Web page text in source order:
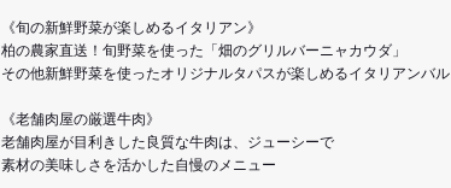
《旬の新鮮野菜が楽しめるイタリアン》
柏の農家直送！旬野菜を使った「畑のグリルバーニャカウダ」
その他新鮮野菜を使ったオリジナルタパスが楽しめるイタリアンバル
《老舗肉屋の厳選牛肉》
老舗肉屋が目利きした良質な牛肉は、ジューシーで
素材の美味しさを活かした自慢のメニュー